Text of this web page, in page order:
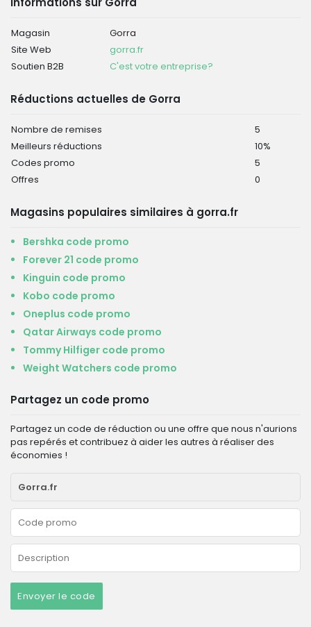
Magasin
Gorra
Site Web
gorra.fr
Soutien B2B
C'est votre entreprise?
Réductions actuelles de Gorra
Nombre de remises
5
Meilleurs réductions
10%
Codes promo
5
Offres
0
Magasins populaires similaires à gorra.fr
Bershka code promo
Forever 21 code promo
Kinguin code promo
Kobo code promo
Oneplus code promo
Qatar Airways code promo
Tommy Hilfiger code promo
Weight Watchers code promo
Partagez un code promo
Partagez un code de réduction ou une offre que nous n'aurions
pas repérés et contribuez à aider les autres à réaliser des
économies !
Envoyer le code